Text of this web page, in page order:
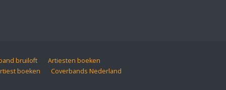
bruiloft
Artiesten boeken
boeken
Coverbands Nederland